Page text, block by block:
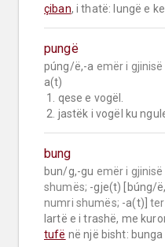
çiban, i thatë: lungë e
pungë
púng/ë,-a emër i
a(t)
2. jastëk i vogël ku
bung
bun/g,-gu emër i
shumës; -gje(t) [búng/
numri shumës; -a(t)]
tufë në një bisht: